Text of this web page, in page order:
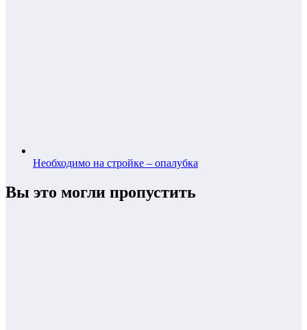
Необходимо на стройке – опалубка
Вы это могли пропустить